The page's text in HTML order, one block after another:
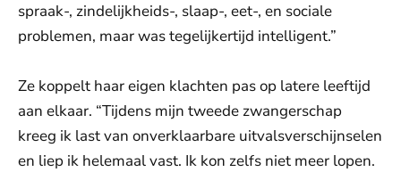
spraak-, zindelijkheids-, slaap-, eet-, en sociale
problemen, maar was tegelijkertijd intelligent.”
Ze koppelt haar eigen klachten pas op latere leeftijd
aan elkaar. “Tijdens mijn tweede zwangerschap
kreeg ik last van onverklaarbare uitvalsverschijnselen
en liep ik helemaal vast. Ik kon zelfs niet meer lopen.